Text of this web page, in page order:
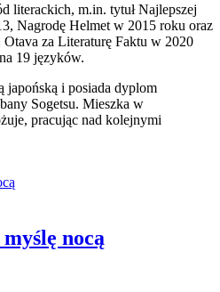
literackich, m.in. tytuł Najlepszej
Nagrodę Helmet w 2015 roku oraz
za Literaturę Faktu w 2020
19 języków.
japońską i posiada dyplom
Sogetsu. Mieszka w
pracując nad kolejnymi
nocą